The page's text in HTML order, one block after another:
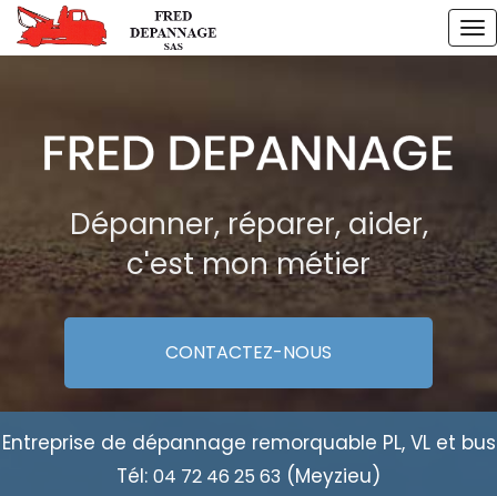
Aller
au
Dépanner, réparer, aider,
c'est mon métier
CONTACTEZ-NOUS
Entreprise de dépannage remorquable PL, VL et bus
Tél: 04 72 46 25 63 (Meyzieu)